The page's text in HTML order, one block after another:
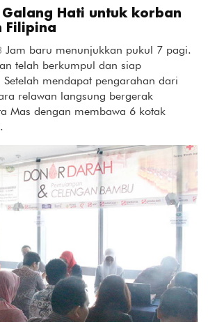
Hati untuk korban
Filipina
Jam baru menunjukkan pukul 7 pagi.
telah berkumpul dan siap
mendapat pengarahan dari
relawan langsung bergerak
Mas dengan membawa 6 kotak